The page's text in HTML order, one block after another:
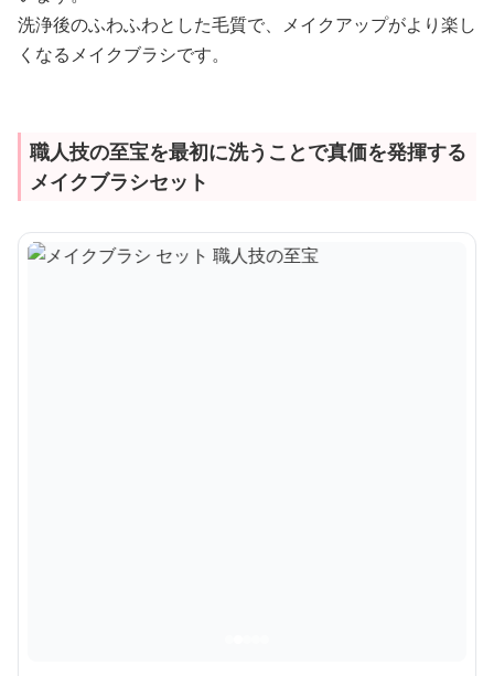
洗浄後のふわふわとした毛質で、メイクアップがより楽し
くなるメイクブラシです。
職人技の至宝を最初に洗うことで真価を発揮する
メイクブラシセット